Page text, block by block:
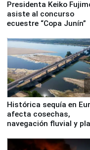
Presidenta Keiko
asiste al concurso
ecuestre “Copa Junín”
Histórica sequía en
afecta cosechas,
navegación fluvial y